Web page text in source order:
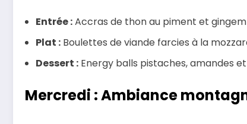
Entrée :Accras de thon au piment et
Plat : Boulettes de viande farcies à la
Dessert : Energy balls pistaches, amandes
Mercredi : Ambiance